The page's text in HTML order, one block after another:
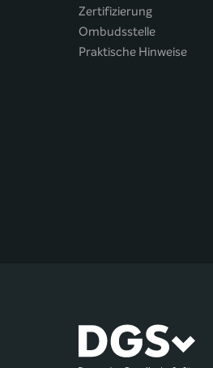
Zertifizierung
Ombudsstelle
Praktische Hinweise